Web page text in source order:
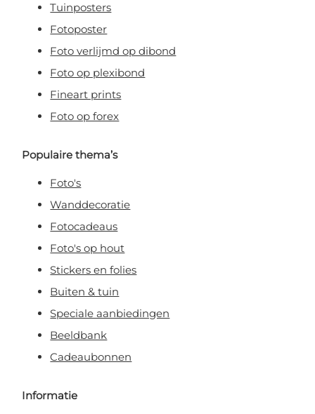
Tuinposters
Fotoposter
Foto verlijmd op dibond
Foto op plexibond
Fineart prints
Foto op forex
Populaire thema’s
Foto's
Wanddecoratie
Fotocadeaus
Foto's op hout
Stickers en folies
Buiten & tuin
Speciale aanbiedingen
Beeldbank
Cadeaubonnen
Informatie